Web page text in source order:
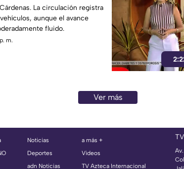
La circulación registra
aunque el avance
fluido.
m.
Ver más
Noticias
Deportes
adn Noticias
a más +
Videos
TV Azteca Internacional